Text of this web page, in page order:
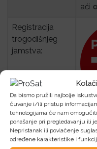
Da bismo pružili najbolje
čuvanje i/ili pristup
tehnologijama će nam
ponašanje pri pregledavanju ili
Nepristanak ili povlačenje
određene karakteristike i
aći
Registracija
trogodišnjeg
jamstva:
Povezani